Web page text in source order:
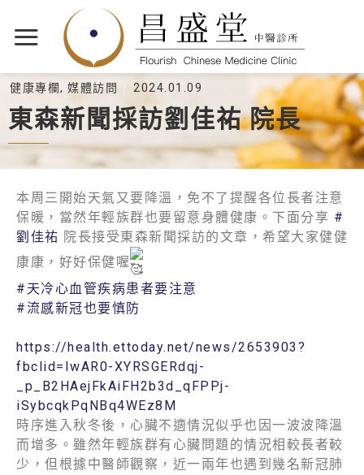
健康專欄, 媒體訪問 2024.01.09
東森新聞採訪劉佳祐 院長
本周三開始天氣又要降溫，免不了提醒各位長者注意
保暖，當然年輕族群也要留意身體健康。下面分享 #
劉佳祐 院長接受東森新聞採訪的文章，希望大家健健
康康，好好保健喔
#天冷心血管疾病患者要注意
#流感新冠也要慎防
https://health.ettoday.net/news/2653903?
fbclid=IwAR0-XYRSGERdqj-
_p_B2HAejFkAiFH2b3d_qFPPj-
iSybcqkPqNBq4WEz8M
時序進入秋冬後，心臟不適情況似乎也因一波波降溫
而增多。雖然年輕族群有心臟問題的情況相較長者較
少，但根據中醫師觀察，近一兩年也遇到幾名新冠肺